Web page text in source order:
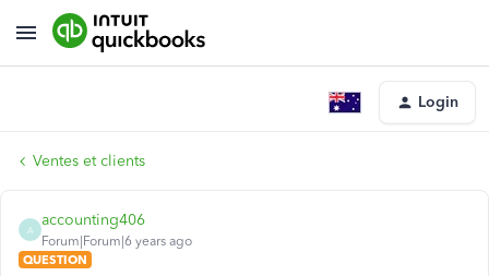
Login
Ventes et clients
A
accounting406
Forum|Forum|6 years ago
QUESTION